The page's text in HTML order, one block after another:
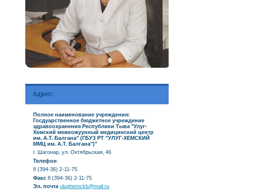
Адрес:
Полное наименование учреждения:
Госдуарственное бюджетное учреждение
здравоохранения Республики Тыва "Улуг-
Хемский межкожуунный медицинский центр
им. А.Т. Балгана" (ГБУЗ РТ "УЛУГ-ХЕМСКИЙ
ММЦ им. А.Т. Балгана")"
г. Шагонар, ул. Октябрьская, 46
Телефон
8 (394-36) 2-11-75
Факс 8 (394-36) 2-11-75
Эл. почта ulughemckb@mail.ru